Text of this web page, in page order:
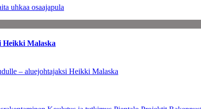
uhkaa osaajapula
Heikki Malaska
– aluejohtajaksi Heikki Malaska